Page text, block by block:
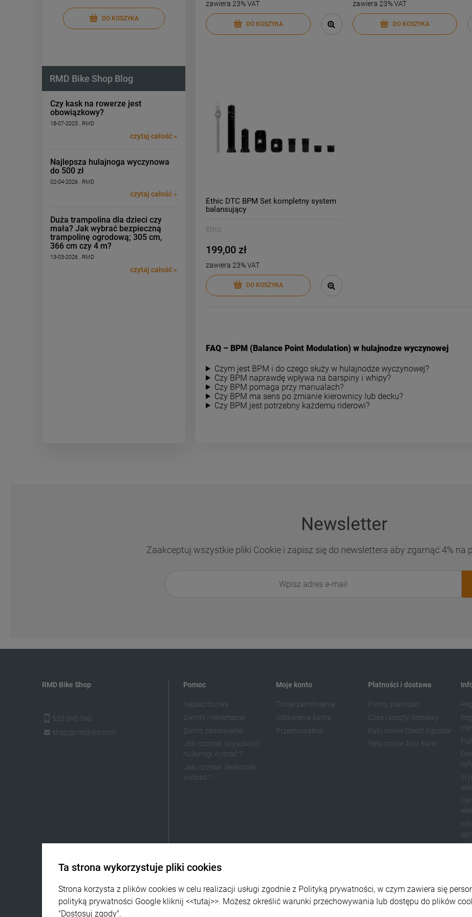
DO KOSZYKA
RMD Bike Shop Blog
Czy kask na rowerze jest
obowiązkowy?
18-07-2025 , RMD
czytaj całość »
Najlepsza hulajnoga wyczynowa
do 500 zł
02-04-2026 , RMD
czytaj całość »
Duża trampolina dla dzieci czy
mała? Jak wybrać bezpieczną
trampolinę ogrodową; 305 cm,
366 cm czy 4 m?
13-03-2026 , RMD
czytaj całość »
zawiera 23% VAT
DO KOSZYKA
zawiera 23% VAT
DO KOSZYKA
Ethic DTC BPM Set kompletny system
balansujący
Ethic
199,00 zł
zawiera 23% VAT
DO KOSZYKA
FAQ – BPM (Balance Point Modulation) w hulajnodze wyczynowej
Czym jest BPM i do czego służy w hulajnodze wyczynowej?
Czy BPM naprawdę wpływa na barspiny i whipy?
Czy BPM pomaga przy manualach?
Czy BPM ma sens po zmianie kierownicy lub decku?
Czy BPM jest potrzebny każdemu riderowi?
Newsletter
Zaakceptuj wszystkie pliki Cookie i zapisz się do newslettera aby zgarnąć 4% na
RMD Bike Shop
535 590 590
shop@rmdbike.com
Pomoc
Napisz do nas
Zwroty i reklamacje
Zwróć zamówienie
Jaki rozmiar (wysokość)
hulajnogi wybrać ?
Jaki rozmiar deskorolki
wybrać ?
Moje konto
Twoje zamówienia
Ustawienia konta
Przechowalnia
Płatności i dostawa
Formy płatności
Czas i koszty dostawy
Raty online Credit Agricole
Raty online Alior Bank
Ta strona wykorzystuje pliki cookies
Strona korzysta z plików cookies w celu realizacji usługi zgodnie z Polityką prywatności, w czym zawiera się
polityką prywatności Google kliknij <<tutaj>>. Możesz określić warunki przechowywania lub dostępu do plików
"Dostosuj zgody".